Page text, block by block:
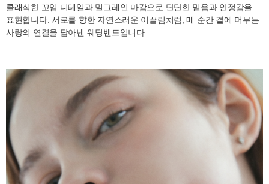
클래식한 꼬임 디테일과 밀그레인 마감으로 단단한 믿음과 안정감을
표현합니다. 서로를 향한 자연스러운 이끌림처럼, 매 순간 곁에 머무는
사랑의 연결을 담아낸 웨딩밴드입니다.